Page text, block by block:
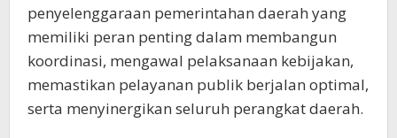
penyelenggaraan pemerintahan daerah yang
memiliki peran penting dalam membangun
koordinasi, mengawal pelaksanaan kebijakan,
memastikan pelayanan publik berjalan optimal,
serta menyinergikan seluruh perangkat daerah.